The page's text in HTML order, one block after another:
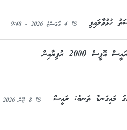
ހުޅުވާލައިފި 4 އޯގަސްޓު 2026 - 9:48
އިންފޮމޭޝަން ކޮމިޝަނަރުގެ މަސައްކަތަށް ހުރަސްއަޅާތީ ރައީސް އޮފީސް 2000 ރުފިޔާއިން
މައިގަނޑު ތަނބު: ރައީސް 8 ޖޫން 2026 - 16:4